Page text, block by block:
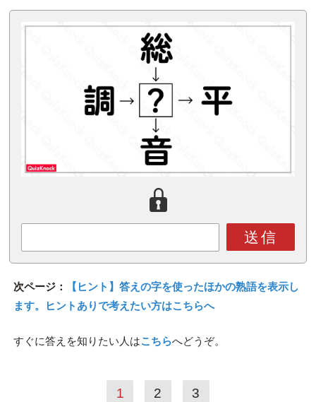
送信
次ページ：
【ヒント】答えの字を使ったほかの熟語を表示し
ます。ヒントありで考えたい方はこちらへ
すぐに答えを知りたい人はこちらへどうぞ。
1 2 3